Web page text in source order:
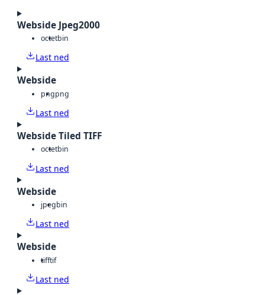
Webside Jpeg2000
octetbin
Last ned
Webside
pngpng
Last ned
Webside Tiled TIFF
octetbin
Last ned
Webside
jpegbin
Last ned
Webside
tifftif
Last ned